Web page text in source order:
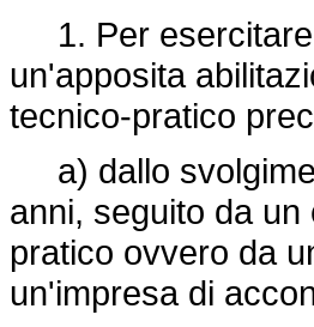
1. Per esercitare
un'apposita
tecnico-pratico
a) dallo
anni, seguito da
pratico ovvero da
un'impresa di